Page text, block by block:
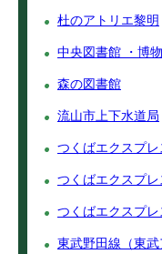
杜のアトリエ黎明
中央図書館 ・博
森の図書館
流山市上下水道局
つくばエクスプ
つくばエクスプ
つくばエクスプ
東武野田線（東